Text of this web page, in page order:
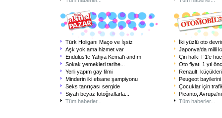
Türk Holiganı Maço ve İşsiz
Aşk yok ama hizmet var
Endülüs'te Yahya Kemal'i andım
Sokak yemekleri tarihe
Yerli yapım gay filmi
Minderin iki efsane şampiyonu
Seks tanrıçası sergide
Siyah beyaz fotoğraflarla
Tüm haberler...
İki yüzlü oto
Japonya'da milli
Çin halkı F1'e
Oto fiyatı 1 yıl
Renault,
Peugeot
Çocuklar için
Picanto,
Tüm haberler...